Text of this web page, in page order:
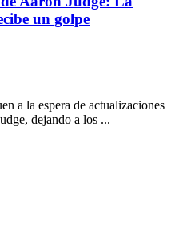
un golpe
a la espera de actualizaciones
dejando a los ...